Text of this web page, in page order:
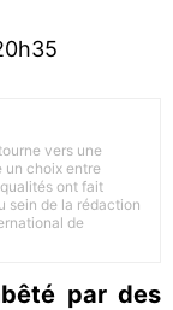
vers une
un choix entre
ont fait
sein de la rédaction
de
par des